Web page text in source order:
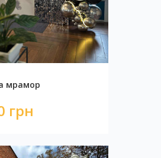
гирлянда Бургундия
900 грн
мрамор
грн